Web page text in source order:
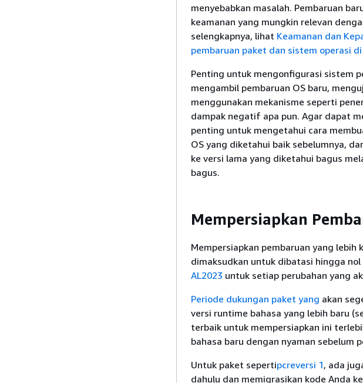
menyebabkan masalah. Pembaruan
keamanan yang mungkin relevan
selengkapnya, lihat Keamanan dan
pembaruan paket dan sistem operasi di
Penting untuk mengonfigurasi sistem
mengambil pembaruan OS baru,
menggunakan mekanisme seperti
dampak negatif apa pun. Agar dapat
penting untuk mengetahui cara
OS yang diketahui baik sebelumnya,
ke versi lama yang diketahui bagus
bagus.
Mempersiapkan
Mempersiapkan pembaruan yang lebih
dimaksudkan untuk dibatasi hingga
AL2023 untuk setiap perubahan yang
Periode dukungan paket yang akan
versi runtime bahasa yang lebih baru
terbaik untuk mempersiapkan ini
bahasa baru dengan nyaman sebelum
Untuk paket sepertipcreversi 1, ada
dahulu dan memigrasikan kode Anda